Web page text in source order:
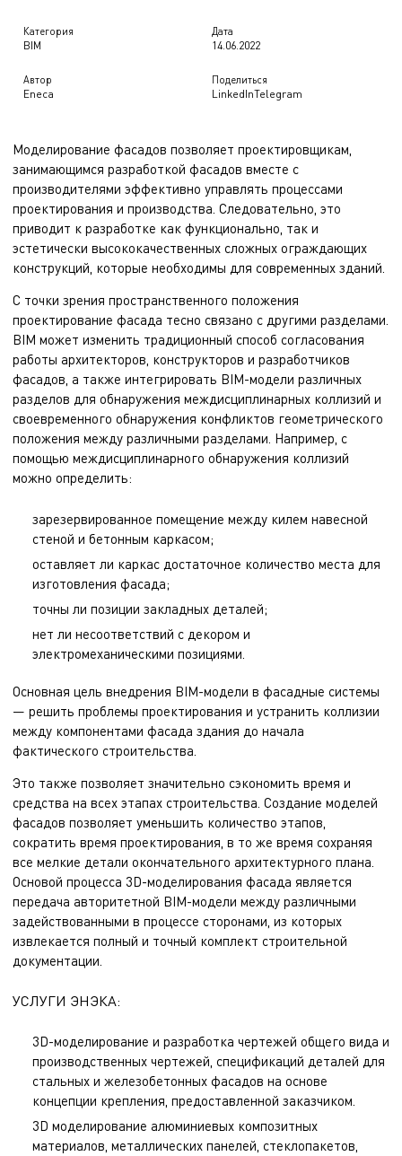
Категория
BIM
Дата
14.06.2022
Автор
Eneca
Поделиться
LinkedInTelegram
Моделирование фасадов позволяет проектировщикам,
занимающимся разработкой фасадов вместе с
производителями эффективно управлять процессами
проектирования и производства. Следовательно, это
приводит к разработке как функционально, так и
эстетически высококачественных сложных ограждающих
конструкций, которые необходимы для современных зданий.
С точки зрения пространственного положения
проектирование фасада тесно связано с другими разделами.
BIM может изменить традиционный способ согласования
работы архитекторов, конструкторов и разработчиков
фасадов, а также интегрировать BIM-модели различных
разделов для обнаружения междисциплинарных коллизий и
своевременного обнаружения конфликтов геометрического
положения между различными разделами. Например, с
помощью междисциплинарного обнаружения коллизий
можно определить:
зарезервированное помещение между килем навесной
стеной и бетонным каркасом;
оставляет ли каркас достаточное количество места для
изготовления фасада;
точны ли позиции закладных деталей;
нет ли несоответствий с декором и
электромеханическими позициями.
Основная цель внедрения BIM-модели в фасадные системы
— решить проблемы проектирования и устранить коллизии
между компонентами фасада здания до начала
фактического строительства.
Это также позволяет значительно сэкономить время и
средства на всех этапах строительства. Создание моделей
фасадов позволяет уменьшить количество этапов,
сократить время проектирования, в то же время сохраняя
все мелкие детали окончательного архитектурного плана.
Основой процесса 3D-моделирования фасада является
передача авторитетной BIM-модели между различными
задействованными в процессе сторонами, из которых
извлекается полный и точный комплект строительной
документации.
УСЛУГИ ЭНЭКА:
3D-моделирование и разработка чертежей общего вида и
производственных чертежей, спецификаций деталей для
стальных и железобетонных фасадов на основе
концепции крепления, предоставленной заказчиком.
3D моделирование алюминиевых композитных
материалов, металлических панелей, стеклопакетов,